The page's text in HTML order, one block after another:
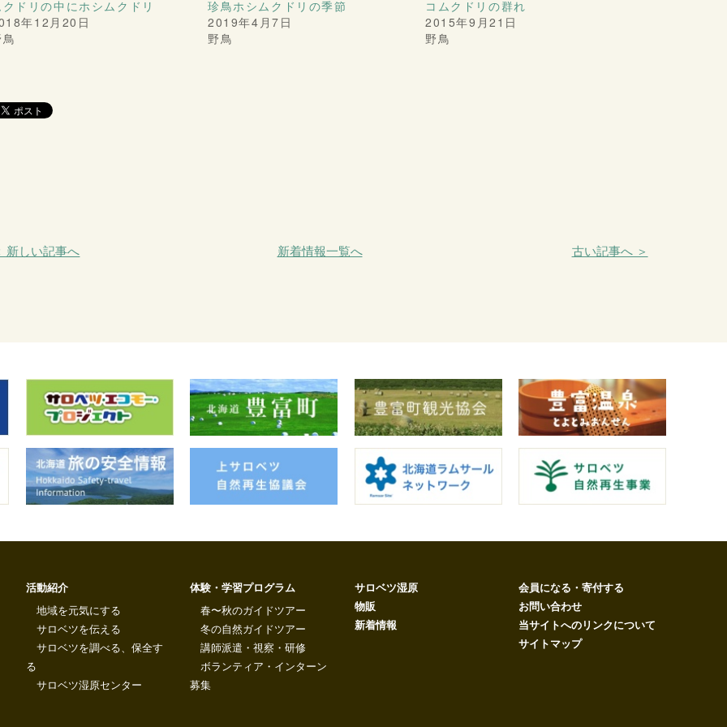
ドリの中にホシムクドリ
年12月20日
珍鳥ホシムクドリの季節
2019年4月7日
野鳥
コムクドリの群れ
2015年9月21日
野鳥
新しい記事へ 新着情報一覧へ 古い記事へ ＞
活動紹介
地域を元気にする
サロベツを伝える
サロベツを調べる、保全す
る
サロベツ湿原センター
体験・学習プログラム
春〜秋のガイドツアー
冬の自然ガイドツアー
講師派遣・視察・研修
ボランティア・インターン
募集
サロベツ湿原
物販
新着情報
会員になる・寄付する
お問い合わせ
当サイトへのリンクについて
サイトマップ